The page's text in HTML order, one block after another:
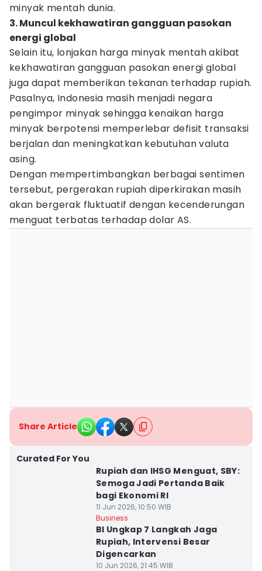
minyak mentah dunia.
3. Muncul kekhawatiran gangguan pasokan
energi global
Selain itu, lonjakan harga minyak mentah akibat
kekhawatiran gangguan pasokan energi global
juga dapat memberikan tekanan terhadap rupiah.
Pasalnya, Indonesia masih menjadi negara
pengimpor minyak sehingga kenaikan harga
minyak berpotensi memperlebar defisit transaksi
berjalan dan meningkatkan kebutuhan valuta
asing.
Dengan mempertimbangkan berbagai sentimen
tersebut, pergerakan rupiah diperkirakan masih
akan bergerak fluktuatif dengan kecenderungan
menguat terbatas terhadap dolar AS.
Share Article
Curated For You
Rupiah dan IHSG Menguat, SBY:
Semoga Jadi Pertanda Baik
bagi Ekonomi RI
11 Jun 2026, 10:50 WIB
Business
BI Ungkap 7 Langkah Jaga
Rupiah, Intervensi Besar
Digencarkan
10 Jun 2026, 21:45 WIB